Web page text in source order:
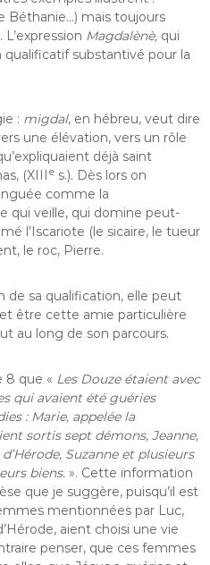
Béthanie…) mais toujours
Magdalènè,qui
substantivé pour la
: migdal, en hébreu, veut dire
une élévation, vers un rôle
déjà saint
(XIII es.). Dès lors on
comme la
qui veille, qui domine peut-
l’Iscariote (le sicaire, le tueur
le roc, Pierre.
de sa qualification, elle peut
être cette amie particulière
au long de son parcours.
8 que « Les Douze étaient avec
qui avaient été guéries
: Marie, appelée la
sortis sept démons, Jeanne,
Suzanne et plusieurs
biens.». Cette information
que je suggère, puisqu’il est
mentionnées par Luc,
aient choisi une vie
penser, que ces femmes